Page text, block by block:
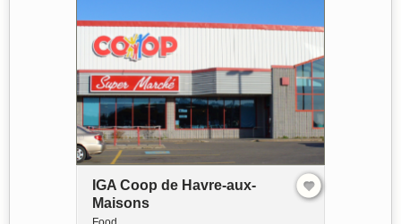
IGA Coop de Havre-aux-
Maisons